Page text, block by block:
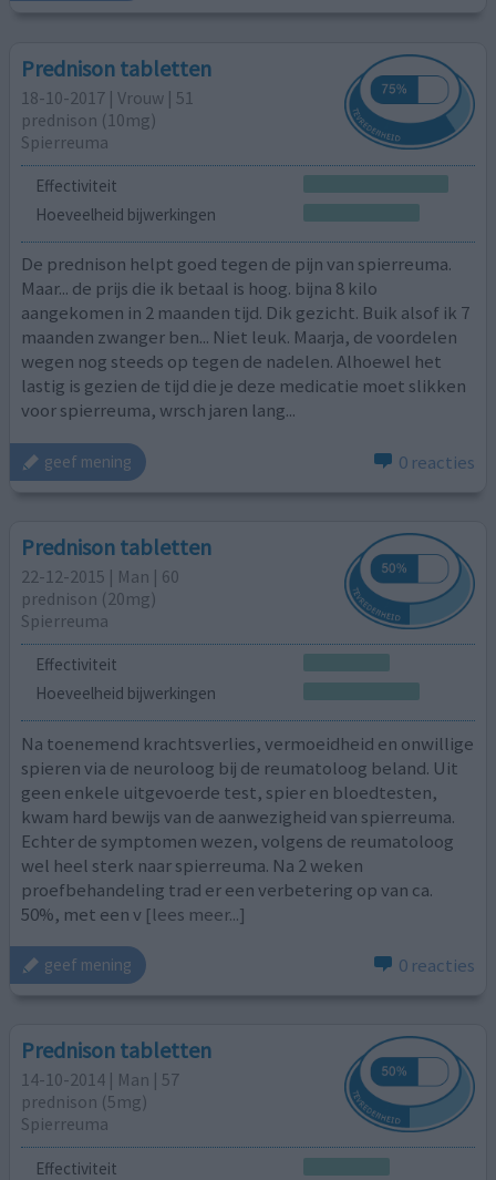
Prednison tabletten
18-10-2017 | Vrouw | 51
prednison (10mg)
Spierreuma
Effectiviteit
Hoeveelheid bijwerkingen
De prednison helpt goed tegen de pijn van spierreuma.
Maar... de prijs die ik betaal is hoog. bijna 8 kilo
aangekomen in 2 maanden tijd. Dik gezicht. Buik alsof ik 7
maanden zwanger ben... Niet leuk. Maarja, de voordelen
wegen nog steeds op tegen de nadelen. Alhoewel het
lastig is gezien de tijd die je deze medicatie moet slikken
voor spierreuma, wrsch jaren lang...
geef mening 0 reacties
Prednison tabletten
22-12-2015 | Man | 60
prednison (20mg)
Spierreuma
Effectiviteit
Hoeveelheid bijwerkingen
Na toenemend krachtsverlies, vermoeidheid en onwillige
spieren via de neuroloog bij de reumatoloog beland. Uit
geen enkele uitgevoerde test, spier en bloedtesten,
kwam hard bewijs van de aanwezigheid van spierreuma.
Echter de symptomen wezen, volgens de reumatoloog
wel heel sterk naar spierreuma. Na 2 weken
proefbehandeling trad er een verbetering op van ca.
50%, met een v [lees meer...]
geef mening 0 reacties
Prednison tabletten
14-10-2014 | Man | 57
prednison (5mg)
Spierreuma
Effectiviteit